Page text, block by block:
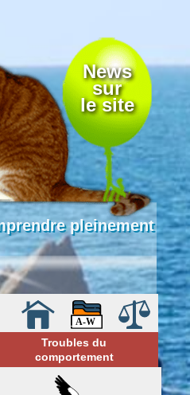
News
sur
le site
pleinement
Troubles du
comportement